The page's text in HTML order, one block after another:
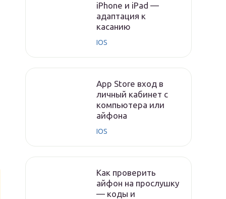
iPhone и iPad —
адаптация к
касанию
IOS
App Store вход в
личный кабинет с
компьютера или
айфона
IOS
Как проверить
айфон на прослушку
— коды и